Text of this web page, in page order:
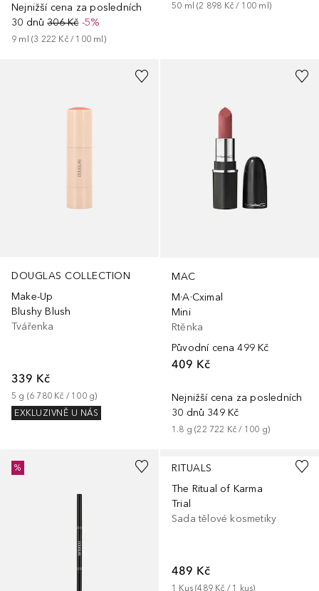
Nejnižší cena za posledních
30 dnů 306 Kč-5%
9 ml (3 222 Kč / 100 ml )
50 ml (2 898 Kč / 100 ml )
DOUGLAS COLLECTION
Make-Up
Blushy Blush
Tvářenka
339 Kč
5 g (6 780 Kč / 100 g)
EXKLUZIVNĚ U NÁS
+ 2
MAC
M·A·Cximal
Mini
Rtěnka
Původní cena 499 Kč
409 Kč
Nejnižší cena za posledních
30 dnů 349 Kč
1.8 g (22 722 Kč / 100 g)
%
RITUALS
The Ritual of Karma
Trial
Sada tělové kosmetiky
489 Kč
1 Kus (489 Kč / 1 kus)